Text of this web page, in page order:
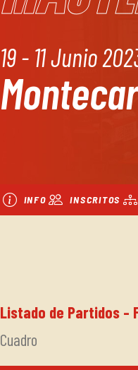
19 - 11 Junio
INFO INSCRITOS
Listado de Partidos -
Cuadro